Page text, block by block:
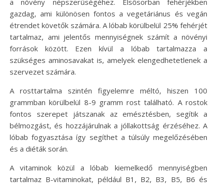
gazdag, ami különösen fontos a vegetáriánus és vegán
étrendet követők számára. A lóbab körülbelül 25% fehérjét
tartalmaz, ami jelentős mennyiségnek számít a növényi
források között. Ezen kívül a lóbab tartalmazza a
szükséges aminosavakat is, amelyek elengedhetetlenek a
szervezet számára.
A rosttartalma szintén figyelemre méltó, hiszen 100
grammban körülbelül 8-9 gramm rost található. A rostok
fontos szerepet játszanak az emésztésben, segítik a
bélmozgást, és hozzájárulnak a jóllakottság érzéséhez. A
lóbab fogyasztása így segíthet a túlsúly megelőzésében
és a diéták során.
A vitaminok közül a lóbab kiemelkedő mennyiségben
tartalmaz B-vitaminokat, például B1, B2, B3, B5, B6 és